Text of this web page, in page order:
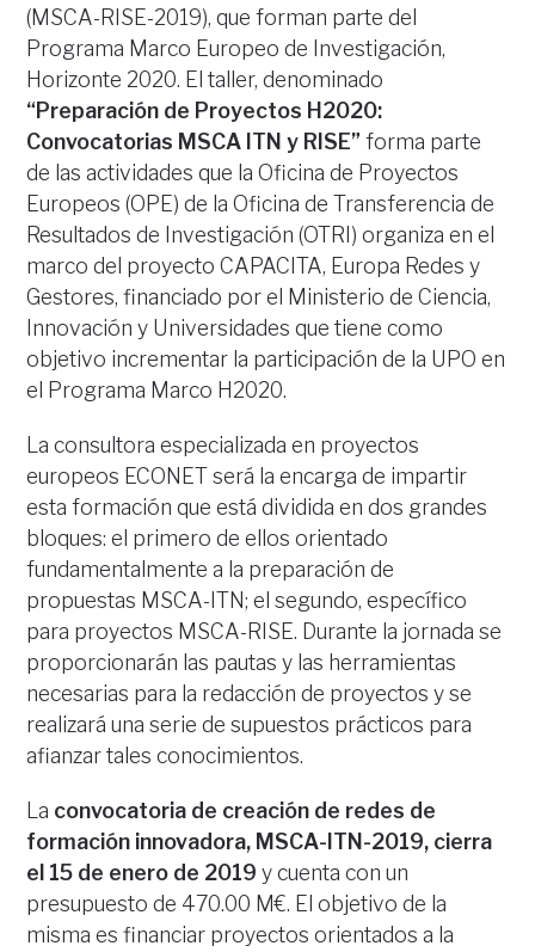
(MSCA-RISE-2019), que forman parte del
Programa Marco Europeo de Investigación,
Horizonte 2020. El taller, denominado
“Preparación de Proyectos H2020:
Convocatorias MSCA ITN y RISE” forma parte
de las actividades que la Oficina de Proyectos
Europeos (OPE) de la Oficina de Transferencia de
Resultados de Investigación (OTRI) organiza en el
marco del proyecto CAPACITA, Europa Redes y
Gestores, financiado por el Ministerio de Ciencia,
Innovación y Universidades que tiene como
objetivo incrementar la participación de la UPO en
el Programa Marco H2020.
La consultora especializada en proyectos
europeos ECONET será la encarga de impartir
esta formación que está dividida en dos grandes
bloques: el primero de ellos orientado
fundamentalmente a la preparación de
propuestas MSCA-ITN; el segundo, específico
para proyectos MSCA-RISE. Durante la jornada se
proporcionarán las pautas y las herramientas
necesarias para la redacción de proyectos y se
realizará una serie de supuestos prácticos para
afianzar tales conocimientos.
La convocatoria de creación de redes de
formación innovadora, MSCA-ITN-2019, cierra
el 15 de enero de 2019 y cuenta con un
presupuesto de 470.00 M€. El objetivo de la
misma es financiar proyectos orientados a la